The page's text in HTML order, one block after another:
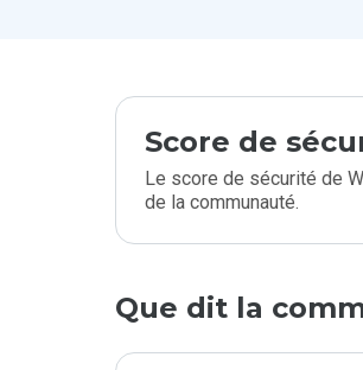
Score de
Le score de sécurité de
de la communauté.
Que dit la